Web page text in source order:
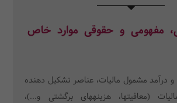
مفهومی و حقوقی موارد خاص
و درآمد مشمول مالیات، عناصر تشکیل دهنده
(معافیتها، هزینههای برگشتی و...)،